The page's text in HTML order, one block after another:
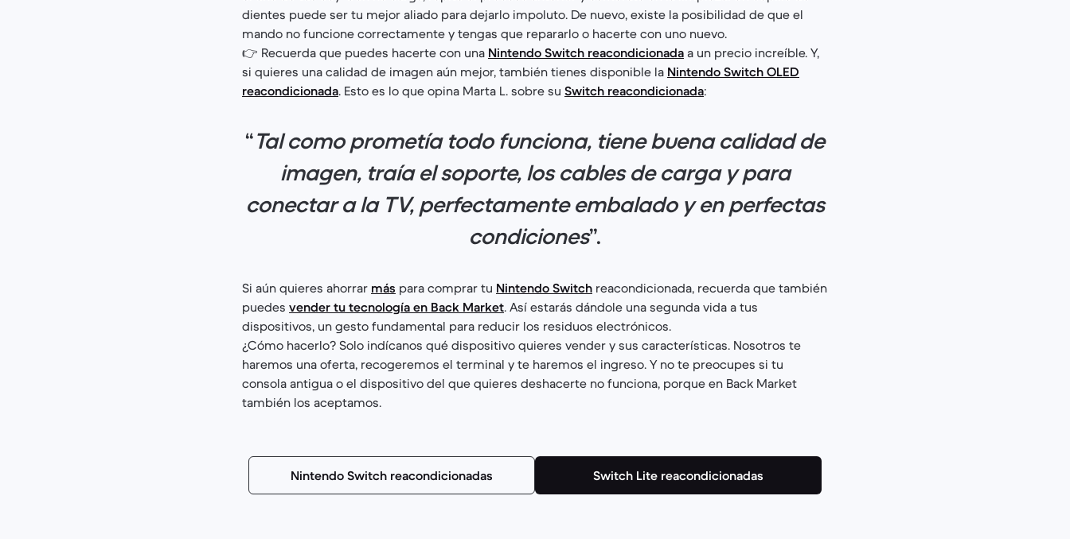
dientes puede ser tu mejor aliado para dejarlo impoluto. De nuevo, existe la posibilidad de que el
mando no funcione correctamente y tengas que repararlo o hacerte con uno nuevo.
👉 Recuerda que puedes hacerte con una Nintendo Switch reacondicionada a un precio increíble. Y,
si quieres una calidad de imagen aún mejor, también tienes disponible la Nintendo Switch OLED
reacondicionada. Esto es lo que opina Marta L. sobre su Switch reacondicionada:
“Tal como prometía todo funciona, tiene buena calidad de
imagen, traía el soporte, los cables de carga y para
conectar a la TV, perfectamente embalado y en perfectas
condiciones”.
Si aún quieres ahorrar más para comprar tu Nintendo Switch reacondicionada, recuerda que también
puedes vender tu tecnología en Back Market. Así estarás dándole una segunda vida a tus
dispositivos, un gesto fundamental para reducir los residuos electrónicos.
¿Cómo hacerlo? Solo indícanos qué dispositivo quieres vender y sus características. Nosotros te
haremos una oferta, recogeremos el terminal y te haremos el ingreso. Y no te preocupes si tu
consola antigua o el dispositivo del que quieres deshacerte no funciona, porque en Back Market
también los aceptamos.
Nintendo Switch reacondicionadas Switch Lite reacondicionadas